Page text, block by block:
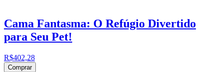
Cama Fantasma: O Refúgio Divertido
para Seu Pet!
R$402,28
Comprar